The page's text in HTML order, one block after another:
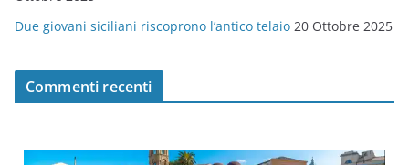
Due giovani siciliani riscoprono l’antico telaio 20 Ottobre 2025
Commenti recenti